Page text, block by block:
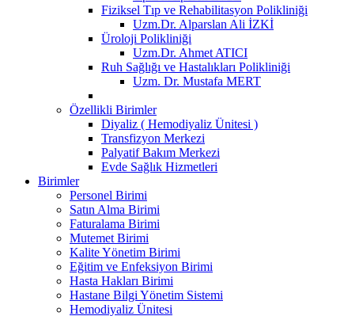
Fiziksel Tıp ve Rehabilitasyon Polikliniği
Uzm.Dr. Alparslan Ali İZKİ
Üroloji Polikliniği
Uzm.Dr. Ahmet ATICI
Ruh Sağlığı ve Hastalıkları Polikliniği
Uzm. Dr. Mustafa MERT
Özellikli Birimler
Diyaliz ( Hemodiyaliz Ünitesi )
Transfizyon Merkezi
Palyatif Bakım Merkezi
Evde Sağlık Hizmetleri
Birimler
Personel Birimi
Satın Alma Birimi
Faturalama Birimi
Mutemet Birimi
Kalite Yönetim Birimi
Eğitim ve Enfeksiyon Birimi
Hasta Hakları Birimi
Hastane Bilgi Yönetim Sistemi
Hemodiyaliz Ünitesi